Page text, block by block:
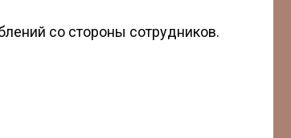
со стороны сотрудников.